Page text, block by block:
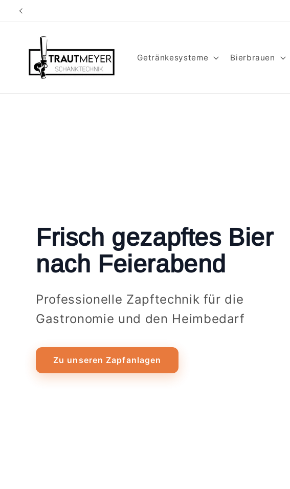
zum
Getränkesysteme Bierbrauen
Frisch gezapftes Bier
nach Feierabend
Professionelle Zapftechnik für die
Gastronomie und den Heimbedarf
Zu unseren Zapfanlagen